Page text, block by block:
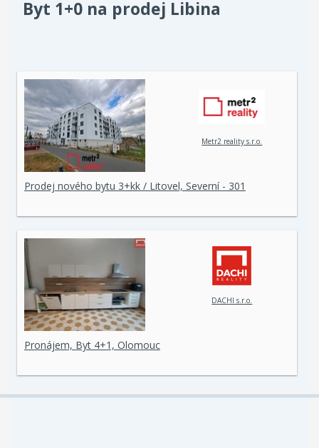
Byt 1+0 na prodej Libina
Metr2 reality s.r.o.
Prodej nového bytu 3+kk / Litovel, Severní - 301
DACHI s.r.o.
Pronájem, Byt 4+1, Olomouc